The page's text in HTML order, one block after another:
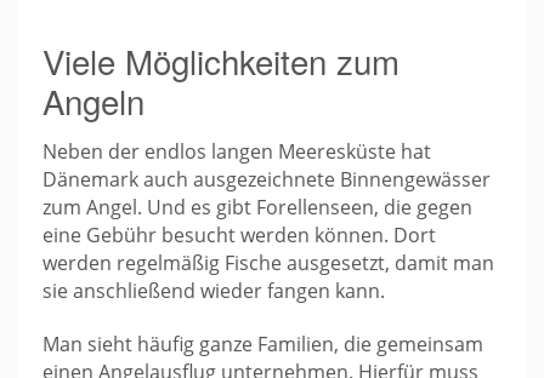
Viele Möglichkeiten zum
Angeln
Neben der endlos langen Meeresküste hat
Dänemark auch ausgezeichnete Binnengewässer
zum Angel. Und es gibt Forellenseen, die gegen
eine Gebühr besucht werden können. Dort
werden regelmäßig Fische ausgesetzt, damit man
sie anschließend wieder fangen kann.
Man sieht häufig ganze Familien, die gemeinsam
einen Angelausflug unternehmen. Hierfür muss